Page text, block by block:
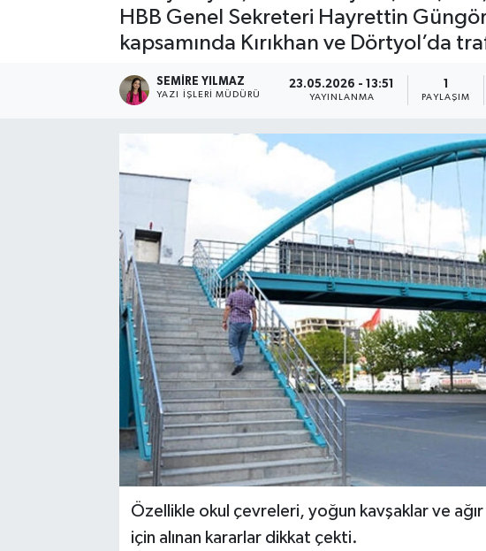
HBB Genel Sekreteri Hayrettin
kapsamında Kırıkhan ve Dörtyol’da
SEMIRE YILMAZ
YAZI İŞLERI MÜDÜRÜ
23.05.2026 - 13:51
YAYINLANMA
1
PAYLAŞIM
Özellikle okul çevreleri, yoğun kavşaklar ve
için alınan kararlar dikkat çekti.